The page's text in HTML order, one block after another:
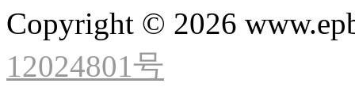
Copyright © 2026
12024801号